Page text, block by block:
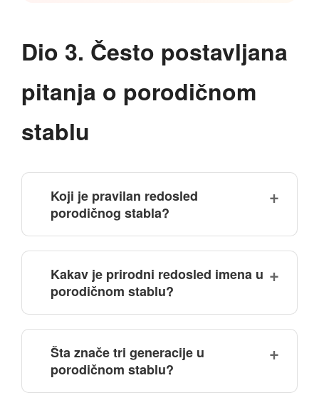
Dio 3. Često postavljana
pitanja o porodičnom
stablu
Koji je pravilan redosled
porodičnog stabla?
Kakav je prirodni redosled imena u
porodičnom stablu?
Šta znače tri generacije u
porodičnom stablu?